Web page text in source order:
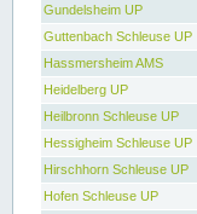
Gundelsheim UP
Guttenbach Schleuse UP
Hassmersheim AMS
Heidelberg UP
Heilbronn Schleuse UP
Hessigheim Schleuse UP
Hirschhorn Schleuse UP
Hofen Schleuse UP